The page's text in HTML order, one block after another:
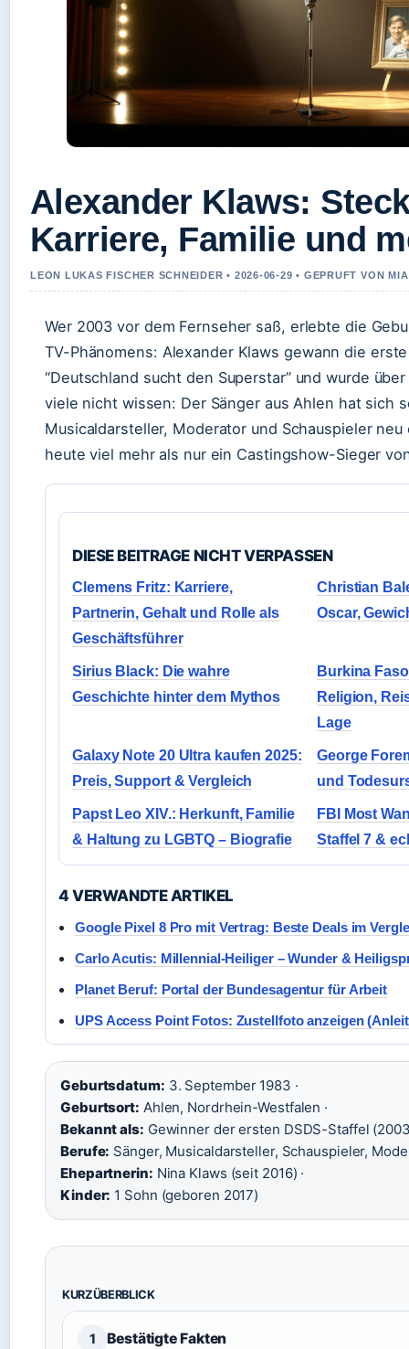
Alexander Klaws:
Karriere, Familie und
LEON LUKAS FISCHER SCHNEIDER • 2026-06-29 • GEPRUFT VON
Wer 2003 vor dem Fernseher saß, erlebte die
TV-Phänomens: Alexander Klaws gewann die
“Deutschland sucht den Superstar” und wurde
viele nicht wissen: Der Sänger aus Ahlen hat sich
Musicaldarsteller, Moderator und Schauspieler
heute viel mehr als nur ein Castingshow-Sieger
DIESE BEITRAGE NICHT VERPASSEN
Clemens Fritz: Karriere,
Partnerin, Gehalt und Rolle als
Geschäftsführer
Christian
Oscar,
Sirius Black: Die wahre
Geschichte hinter dem Mythos
Burkina
Religion,
Lage
Galaxy Note 20 Ultra kaufen 2025:
Preis, Support & Vergleich
George
und
Papst Leo XIV.: Herkunft, Familie
& Haltung zu LGBTQ – Biografie
FBI Most
Staffel 7 &
4 VERWANDTE ARTIKEL
Google Pixel 8 Pro mit Vertrag: Beste Deals im
Carlo Acutis: Millennial-Heiliger – Wunder &
Planet Beruf: Portal der Bundesagentur für Arbeit
UPS Access Point Fotos: Zustellfoto anzeigen
Geburtsdatum: 3. September 1983 ·
Geburtsort: Ahlen, Nordrhein-Westfalen ·
Bekannt als: Gewinner der ersten DSDS-Staffel
Berufe: Sänger, Musicaldarsteller, Schauspieler,
Ehepartnerin: Nina Klaws (seit 2016) ·
Kinder: 1 Sohn (geboren 2017)
KURZÜBERBLICK
1 Bestätigte Fakten